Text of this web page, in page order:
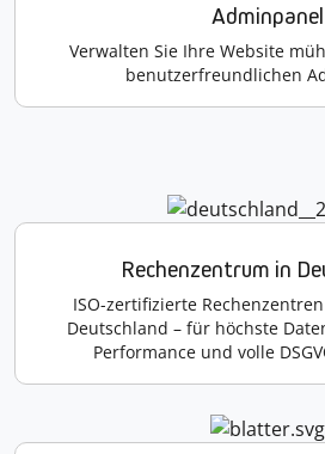
Adminpanel
Verwalten Sie Ihre Website
benutzerfreundlichen
Rechenzentrum in
ISO-zertifizierte
Deutschland – für höchste
Performance und volle